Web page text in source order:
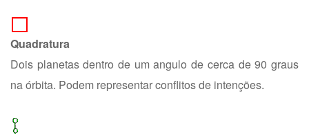
Quadratura
Dois planetas dentro de um angulo de cerca de 90 graus
na órbita. Podem representar conflitos de intenções.